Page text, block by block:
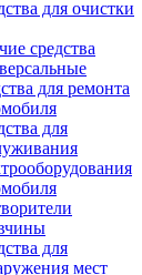
для очистки
средства
для ремонта
для
для
мест